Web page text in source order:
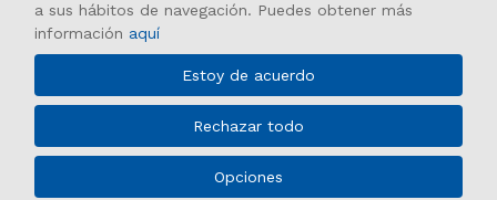
Cómo llegar
En coche
La Plaza de Legazpi cuenta con una parada permanente de
taxi.
Líneas 6, 8, 18, 19, 45, 78 y 148
Legazpi (líneas 3 y 6)
Empresa municipal dedicada a la gestión cultural, turística y de
espacios y eventos.
TE LO PONEMOS FÁCIL...
JOBO Accesibilidad Promocionado 91 3184700
© MADRID DESTINO CULTURA TURISMO Y NEGOCIO, S.A.,
Algunos derechos reservados 2026
a sus hábitos de navegación. Puedes obtener más
información aquí
Estoy de acuerdo
Rechazar todo
Opciones
Queue-Fair